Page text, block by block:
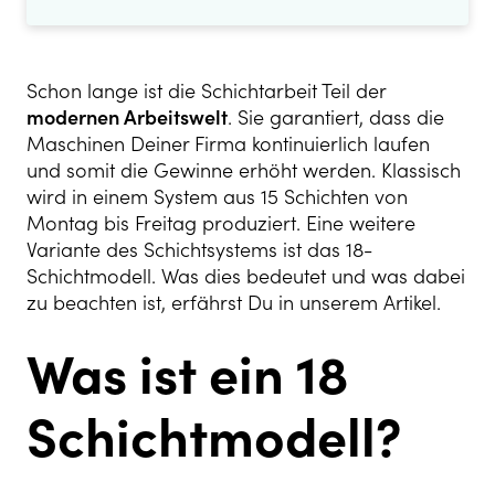
Schon lange ist die Schichtarbeit Teil der
modernen Arbeitswelt. Sie garantiert, dass die
Maschinen Deiner Firma kontinuierlich laufen
und somit die Gewinne erhöht werden. Klassisch
wird in einem System aus 15 Schichten von
Montag bis Freitag produziert. Eine weitere
Variante des Schichtsystems ist das 18-
Schichtmodell. Was dies bedeutet und was dabei
zu beachten ist, erfährst Du in unserem Artikel.
Was ist ein 18
Schichtmodell?